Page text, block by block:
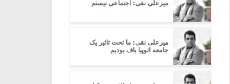
میرعلی نقی: اجتماعی نیستم
میرعلی نقی: ما تحت تاثیر یک
جامعه اتوپیا باف بودیم